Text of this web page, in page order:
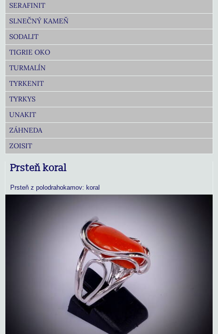
SERAFINIT
SLNEČNÝ KAMEŇ
SODALIT
TIGRIE OKO
TURMALÍN
TYRKENIT
TYRKYS
UNAKIT
ZÁHNEDA
ZOISIT
Prsteň koral
Prsteň z polodrahokamov: koral